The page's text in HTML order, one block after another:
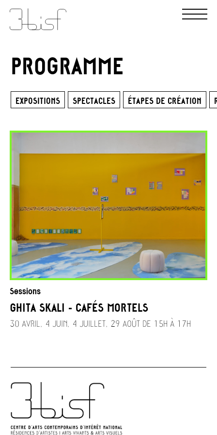
PROGRAMME
EXPOSITIONS SPECTACLES ÉTAPES DE CRÉATION
Sessions
GHITA SKALI - CAFÉS MORTELS
30 AVRIL, 4 JUIN, 4 JUILLET, 29 AOÛT DE 15H À 17H